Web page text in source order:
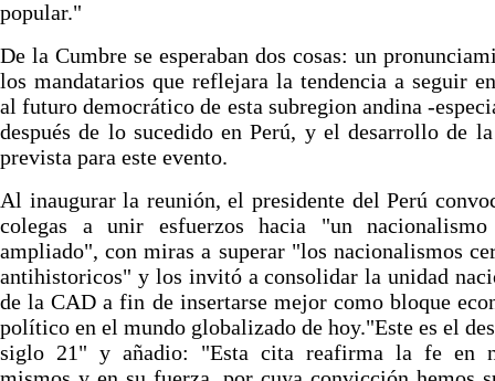
popular."
De la Cumbre se esperaban dos cosas: un
los mandatarios que reflejara la tendencia a seguir
al futuro democrático de esta subregion andina -
después de lo sucedido en Perú, y el desarrollo de la
prevista para este evento.
Al inaugurar la reunión, el presidente del Perú
colegas a unir esfuerzos hacia "un nacionalismo
ampliado", con miras a superar "los nacionalismos
antihistoricos" y los invitó a consolidar la unidad
de la CAD a fin de insertarse mejor como bloque
político en el mundo globalizado de hoy."Este es el
siglo 21" y añadio: "Esta cita reafirma la fe en